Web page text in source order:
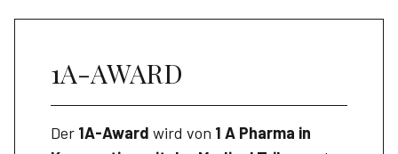
1A-AWARD
Der 1A-Award wird von 1 A Pharma in